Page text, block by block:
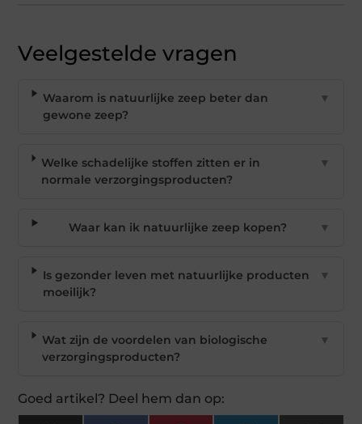
Veelgestelde vragen
Waarom is natuurlijke zeep beter dan
gewone zeep?
▼
Welke schadelijke stoffen zitten er in
normale verzorgingsproducten?
▼
Waar kan ik natuurlijke zeep kopen? ▼
Is gezonder leven met natuurlijke producten
moeilijk?
▼
Wat zijn de voordelen van biologische
verzorgingsproducten?
▼
Goed artikel? Deel hem dan op: